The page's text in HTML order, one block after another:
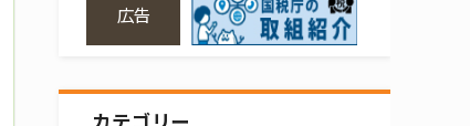
広告